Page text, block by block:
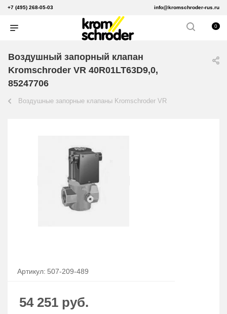
+7 (495) 268-05-03 info@kromschroder-rus.ru
0
Воздушный запорный клапан
Kromschroder VR 40R01LT63D9,0,
85247706
Воздушные запорные клапаны Kromschroder VR
Артикул: 507-209-489
54 251 руб.